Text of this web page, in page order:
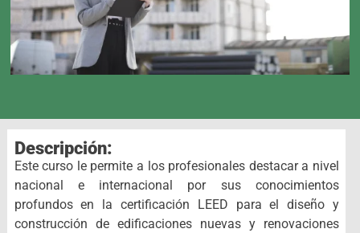
Descripción:
Este curso le permite a los profesionales destacar a nivel
nacional e internacional por sus conocimientos
profundos en la certificación LEED para el diseño y
construcción de edificaciones nuevas y renovaciones